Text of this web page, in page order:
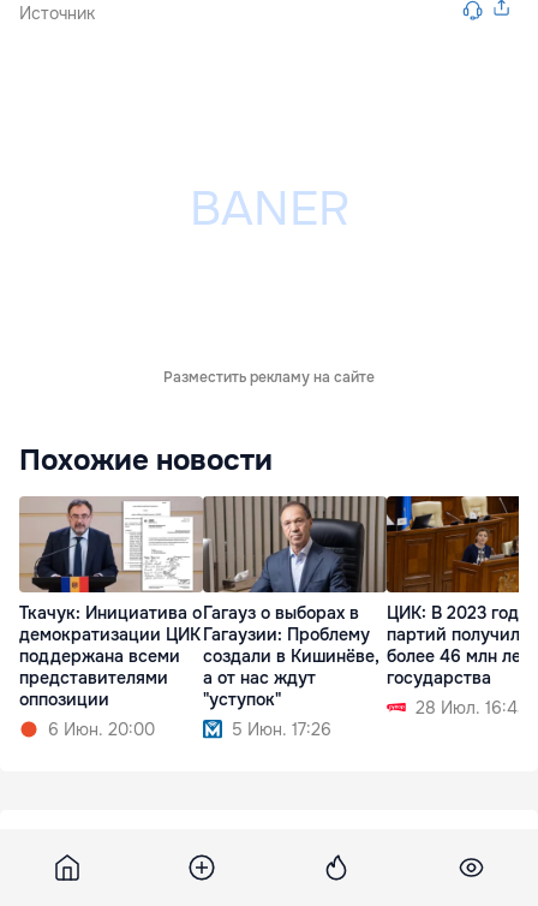
Источник
Разместить рекламу на сайте
Похожие новости
Ткачук: Инициатива о
демократизации ЦИК
поддержана всеми
представителями
оппозиции
6 Июн. 20:00
Гагауз о выборах в
Гагаузии: Проблему
создали в Кишинёве,
а от нас ждут
"уступок"
5 Июн. 17:26
ЦИК: В 2023 году
партий получили
более 46 млн
государства
28 Июл. 16:43
Inga Olari: Mă simt foarte bine în